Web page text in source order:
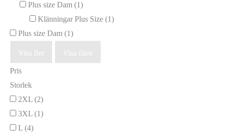
Plus size Dam (1)
Klänningar Plus Size (1)
Plus size Dam (1)
Visa fler Visa färre
Pris
Storlek
2XL (2)
3XL (1)
L (4)